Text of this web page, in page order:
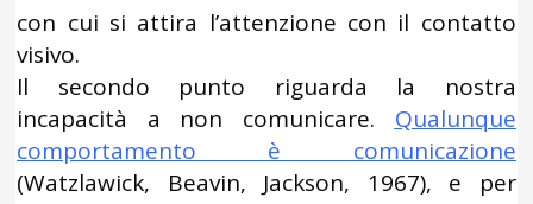
con cui si attira l’attenzione con il contatto
visivo.
Il secondo punto riguarda la nostra
incapacità a non comunicare. Qualunque
comportamento è comunicazione
(Watzlawick, Beavin, Jackson, 1967), e per